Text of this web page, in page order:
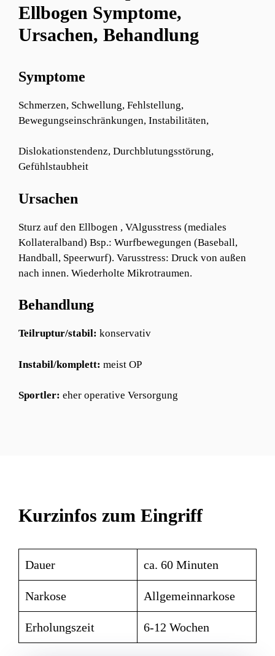
Ellbogen Symptome,
Ursachen, Behandlung
Symptome
Schmerzen, Schwellung, Fehlstellung,
Bewegungseinschränkungen, Instabilitäten,
Dislokationstendenz, Durchblutungsstörung,
Gefühlstaubheit
Ursachen
Sturz auf den Ellbogen , VAlgusstress (mediales
Kollateralband) Bsp.: Wurfbewegungen (Baseball,
Handball, Speerwurf). Varusstress: Druck von außen
nach innen. Wiederholte Mikrotraumen.
Behandlung
Teilruptur/stabil: konservativ
Instabil/komplett: meist OP
Sportler: eher operative Versorgung
Kurzinfos zum Eingriff
Dauer ca. 60 Minuten
Narkose Allgemeinnarkose
Erholungszeit 6-12 Wochen